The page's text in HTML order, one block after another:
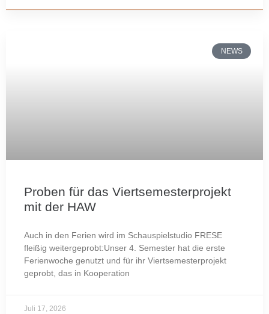
NEWS
Proben für das Viertsemesterprojekt
mit der HAW
Auch in den Ferien wird im Schauspielstudio FRESE
fleißig weitergeprobt:Unser 4. Semester hat die erste
Ferienwoche genutzt und für ihr Viertsemesterprojekt
geprobt, das in Kooperation
Juli 17, 2026